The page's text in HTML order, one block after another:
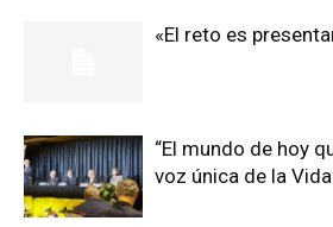
«El reto es
“El mundo de hoy
voz única de la